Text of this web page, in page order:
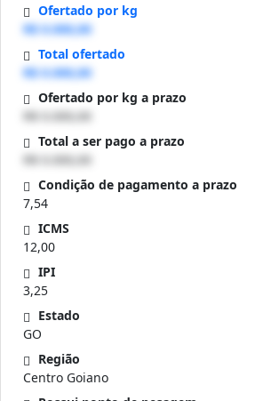
Ofertado por kg
R$ 0.000,00
Total ofertado
R$ 0.000,00
Ofertado por kg a prazo
R$ 0.000,00
Total a ser pago a prazo
R$ 0.000,00
Condição de pagamento a prazo
7,54
ICMS
12,00
IPI
3,25
Estado
GO
Região
Centro Goiano